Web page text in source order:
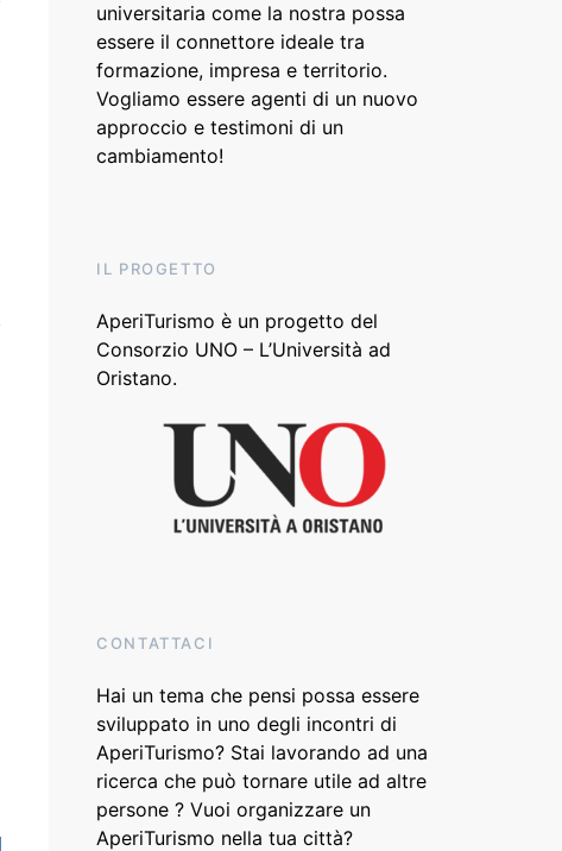
universitaria come la nostra possa
essere il connettore ideale tra
formazione, impresa e territorio.
Vogliamo essere agenti di un nuovo
approccio e testimoni di un
cambiamento!
IL PROGETTO
AperiTurismo è un progetto del
Consorzio UNO – L’Università ad
Oristano.
CONTATTACI
Hai un tema che pensi possa essere
sviluppato in uno degli incontri di
AperiTurismo? Stai lavorando ad una
ricerca che può tornare utile ad altre
persone ? Vuoi organizzare un
AperiTurismo nella tua città?